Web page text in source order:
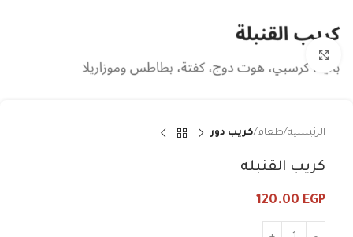
الرئيسية طعام كريب دور
كريب القنبله
120.00 EGP